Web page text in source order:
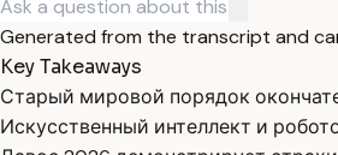
Generated from the transcript and
Key Takeaways
Старый мировой порядок
Искусственный интеллект и